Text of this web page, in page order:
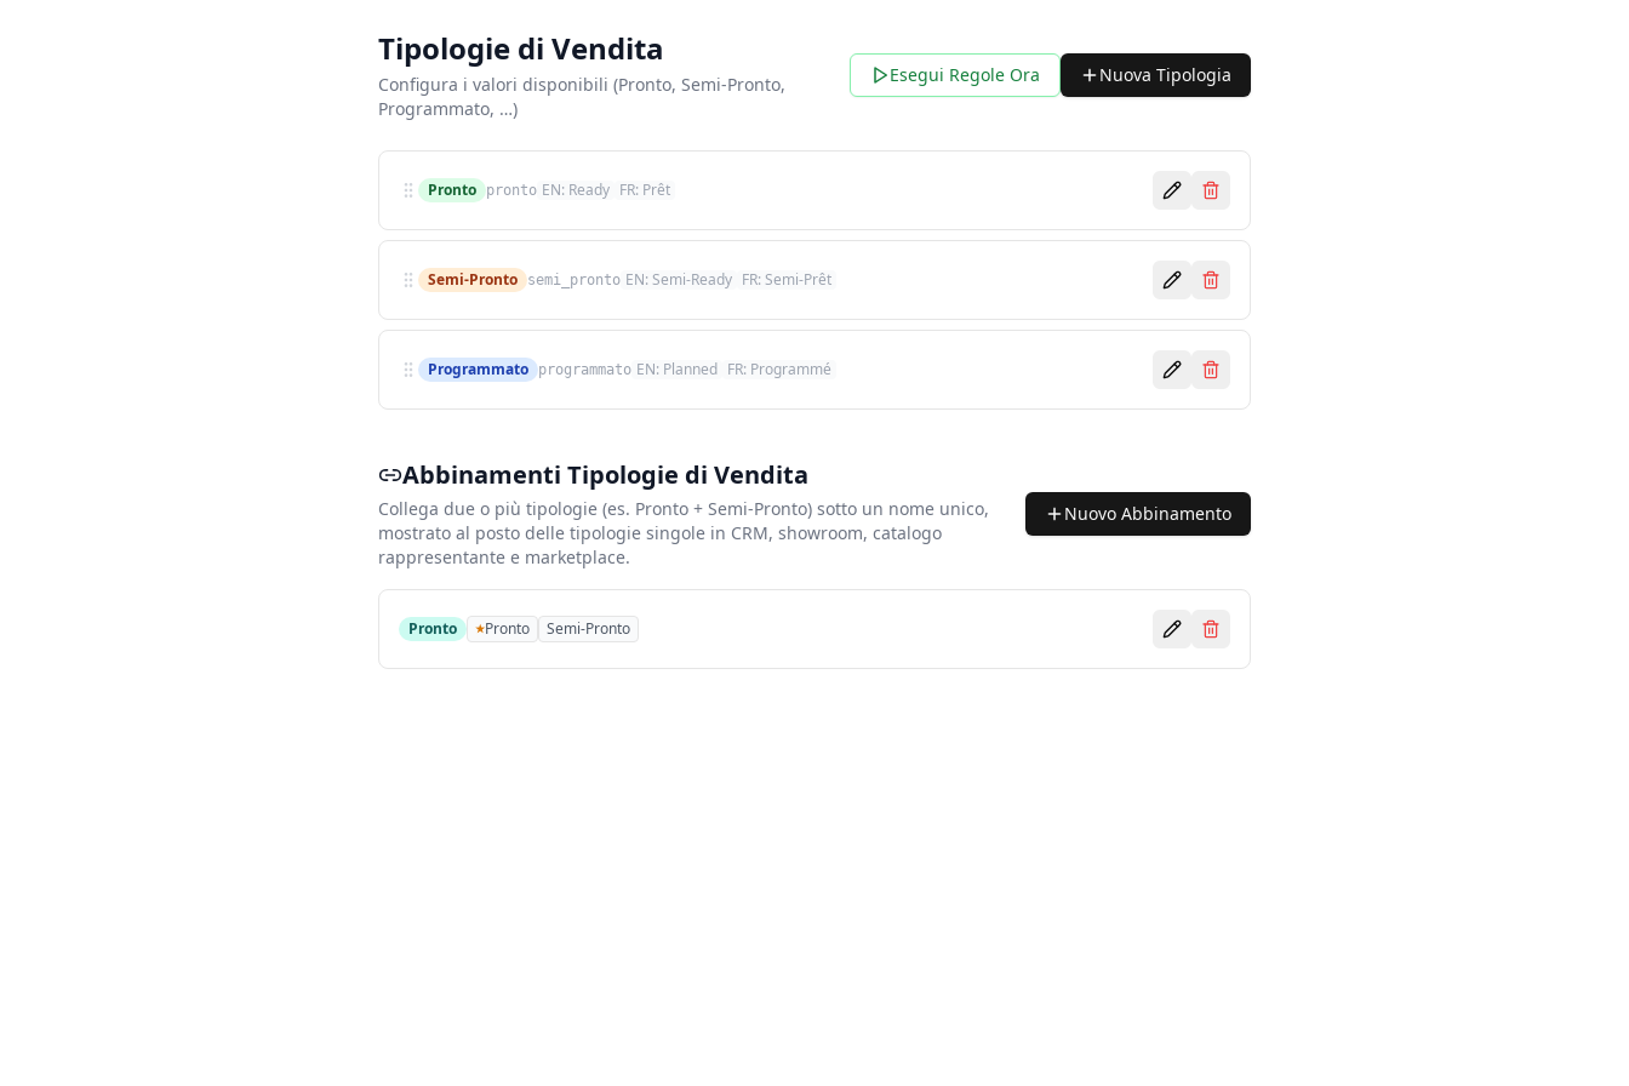
Tipologie di Vendita
Configura i valori disponibili (Pronto, Semi-Pronto,
Programmato, …)
Esegui Regole Ora Nuova Tipologia
Pronto pronto EN: Ready FR: Prêt
Semi-Pronto semi_pronto EN: Semi-Ready FR: Semi-Prêt
Programmato programmato EN: Planned FR: Programmé
Abbinamenti Tipologie di Vendita
Collega due o più tipologie (es. Pronto + Semi-Pronto) sotto un nome unico,
mostrato al posto delle tipologie singole in CRM, showroom, catalogo
rappresentante e marketplace.
Nuovo Abbinamento
Pronto ★Pronto Semi-Pronto